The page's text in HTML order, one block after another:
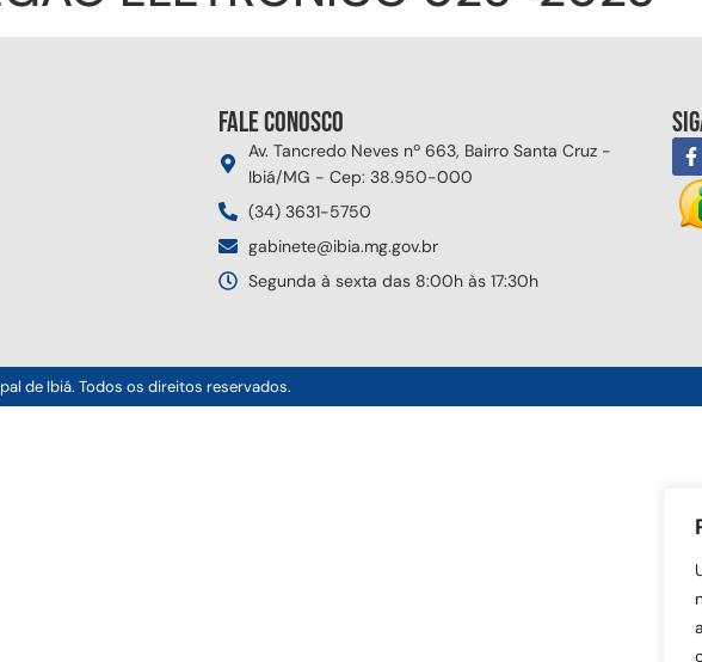
Fale conosco
Av. Tancredo Neves nº 663, Bairro Santa Cruz -
Ibiá/MG - Cep: 38.950-000
(34) 3631-5750
gabinete@ibia.mg.gov.br
Segunda à sexta das 8:00h às 17:30h
de Ibiá. Todos os direitos reservados.